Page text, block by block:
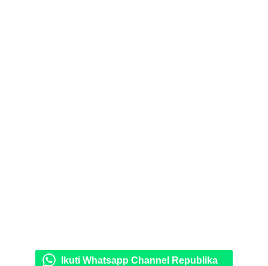
Ikuti Whatsapp Channel Republika